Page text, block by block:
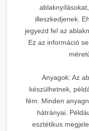
illeszkedjenek.
jegyezd fel az
Ez az információ
Anyagok: Az
készülhetnek,
fém. Minden
hátrányai.
esztétikus